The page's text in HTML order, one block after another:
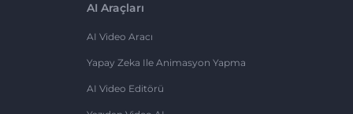
AI Araçları
AI Video Aracı
Yapay Zeka Ile Animasyon Yapma
AI Video Editörü